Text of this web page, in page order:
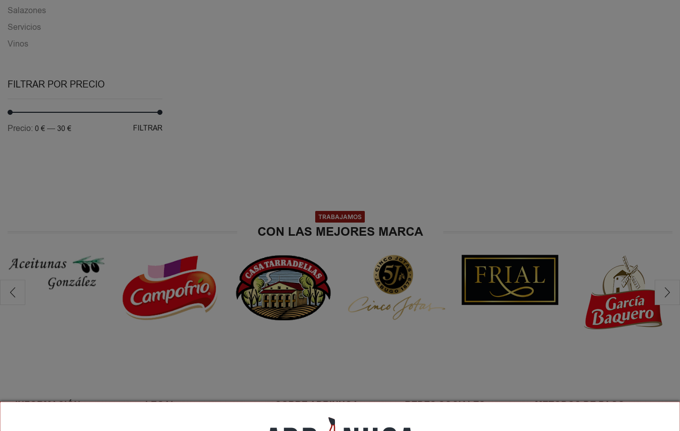
Salazones
Servicios
Vinos
FILTRAR POR PRECIO
FILTRAR
Precio: 0 € — 30 €
TRABAJAMOS
CON LAS MEJORES MARCA
INFORMACIÓN LEGAL SOBRE ADRINHOA
Conócenos
REDES SOCIALES METODOS DE PAGO